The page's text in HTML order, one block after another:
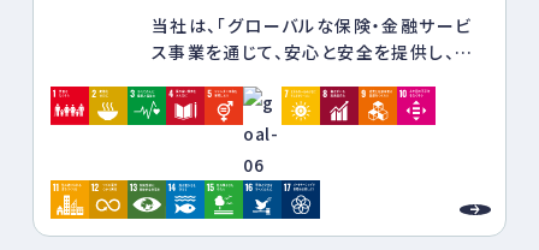
当社は、「グローバルな保険・金融サービ
ス事業を通じて、安心と安全を提供し、活
を支えます」というミッションを掲げていま
す。
ミッションの実現を阻む社会課題に向き合
い、そこから生じる多様なリスクをいち早く
見つけ、リスクの発現を防ぎ、リスクの影響
を小さくする。